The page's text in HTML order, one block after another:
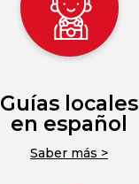
Guías locales
en español
Saber más >